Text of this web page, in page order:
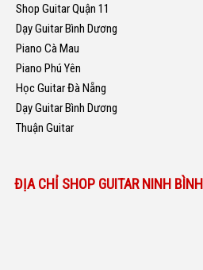
Shop Guitar Quận 11
Dạy Guitar Bình Dương
Piano Cà Mau
Piano Phú Yên
Học Guitar Đà Nẵng
Dạy Guitar Bình Dương
Thuận Guitar
ĐỊA CHỈ SHOP GUITAR NINH BÌNH